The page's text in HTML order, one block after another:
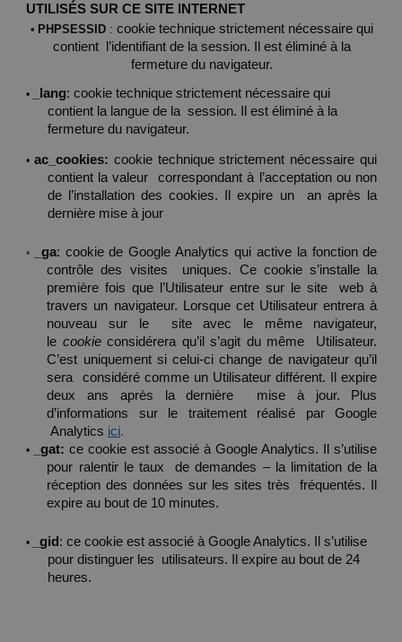
UTILISÉS SUR CE SITE INTERNET
• PHPSESSID : cookie technique strictement nécessaire qui
contient  l’identifiant de la session. Il est éliminé à la
fermeture du navigateur.
• _lang: cookie technique strictement nécessaire qui
contient la langue de la  session. Il est éliminé à la
fermeture du navigateur.
• ac_cookies: cookie technique strictement nécessaire qui
contient la valeur  correspondant à l’acceptation ou non
de l’installation des cookies. Il expire un  an après la
dernière mise à jour
• _ga: cookie de Google Analytics qui active la fonction de
contrôle des visites
uniques. Ce cookie s’installe la
première fois que l’Utilisateur entre sur le site
web à
travers un navigateur. Lorsque cet Utilisateur entrera à
nouveau sur le
site avec le même navigateur,
le cookie considérera qu’il s’agit du même
Utilisateur.
C’est uniquement si celui-ci change de navigateur qu’il
sera
considéré comme un Utilisateur différent. Il expire
deux ans après la dernière
mise à jour. Plus
d’informations sur le traitement réalisé par Google
Analytics ici.
• _gat: ce cookie est associé à Google Analytics. Il s’utilise
pour ralentir le taux  de demandes – la limitation de la
réception des données sur les sites très  fréquentés. Il
expire au bout de 10 minutes.
• _gid : ce cookie est associé à Google Analytics. Il s’utilise
pour distinguer les
utilisateurs. Il expire au bout de 24
heures.